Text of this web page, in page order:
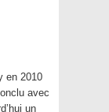
en 2010
avec
un